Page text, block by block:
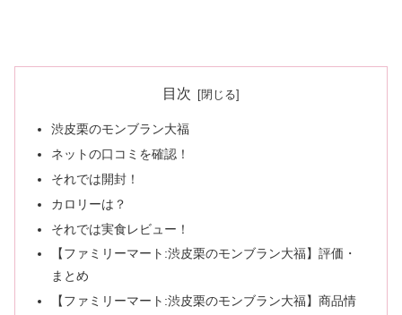
目次
渋皮栗のモンブラン大福
ネットの口コミを確認！
それでは開封！
カロリーは？
それでは実食レビュー！
【ファミリーマート:渋皮栗のモンブラン大福】評価・
まとめ
【ファミリーマート:渋皮栗のモンブラン大福】商品情